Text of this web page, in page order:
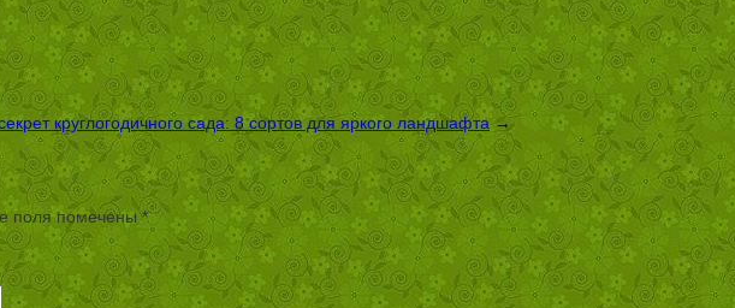
круглогодичного сада: 8 сортов для яркого ландшафта →
поля помечены*